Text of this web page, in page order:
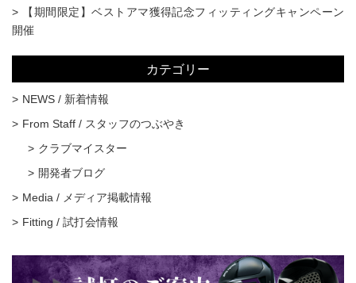
【期間限定】ベストアマ獲得記念フィッティングキャンペーン
開催
カテゴリー
NEWS / 新着情報
From Staff / スタッフのつぶやき
クラブマイスター
開発者ブログ
Media / メディア掲載情報
Fitting / 試打会情報